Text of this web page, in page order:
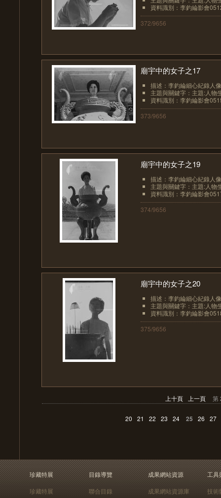
資料識別：李釣綸影會
372/9656
廟宇中的女子之17
描述：李釣綸細心紀錄人
主題與關鍵字：主題:人物
資料識別：李釣綸影會
373/9656
廟宇中的女子之19
描述：李釣綸細心紀錄人
主題與關鍵字：主題:人物
資料識別：李釣綸影會
374/9656
廟宇中的女子之20
描述：李釣綸細心紀錄人
主題與關鍵字：主題:人物
資料識別：李釣綸影會
375/9656
上十頁 上一頁 第
20 21 22 23 24 25 26 27
珍藏特展
珍藏特展
目錄導覽
聯合目錄
成果網站資源
成果網站資源庫
工具
技術